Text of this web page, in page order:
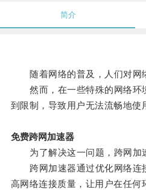
简介
随着网络的普及，人们对网
然而，在一些特殊的网络环
到限制，导致用户无法流畅地使
免费跨网加速器
为了解决这一问题，跨网加
跨网加速器通过优化网络连
高网络连接质量，让用户在任何